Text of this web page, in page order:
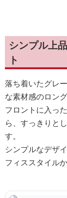
シンプル上
ト
落ち着いたグレ
な素材感のロン
フロントに入っ
ら、すっきりと
す。
シンプルなデザ
フィススタイル